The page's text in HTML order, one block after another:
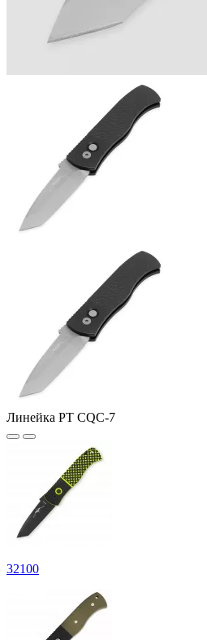
Линейка PT CQC-7
32100